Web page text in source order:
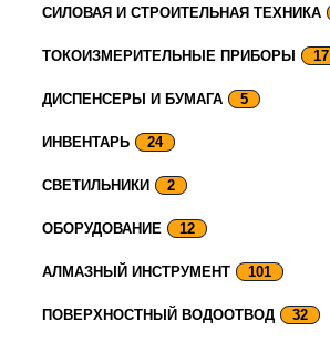
СИЛОВАЯ И СТРОИТЕЛЬНАЯ ТЕХНИКА
ТОКОИЗМЕРИТЕЛЬНЫЕ ПРИБОРЫ 17
ДИСПЕНСЕРЫ И БУМАГА 5
ИНВЕНТАРЬ 24
СВЕТИЛЬНИКИ 2
ОБОРУДОВАНИЕ 12
АЛМАЗНЫЙ ИНСТРУМЕНТ 101
ПОВЕРХНОСТНЫЙ ВОДООТВОД 32